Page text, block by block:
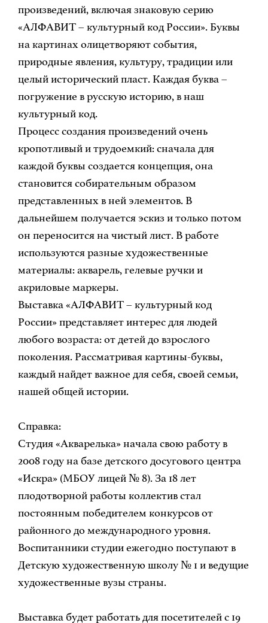
произведений, включая знаковую серию
«АЛФАВИТ – культурный код России». Буквы
на картинах олицетворяют события,
природные явления, культуру, традиции или
целый исторический пласт. Каждая буква –
погружение в русскую историю, в наш
культурный код.
Процесс создания произведений очень
кропотливый и трудоемкий: сначала для
каждой буквы создается концепция, она
становится собирательным образом
представленных в ней элементов. В
дальнейшем получается эскиз и только потом
он переносится на чистый лист. В работе
используются разные художественные
материалы: акварель, гелевые ручки и
акриловые маркеры.
Выставка «АЛФАВИТ – культурный код
России» представляет интерес для людей
любого возраста: от детей до взрослого
поколения. Рассматривая картины-буквы,
каждый найдет важное для себя, своей семьи,
нашей общей истории.
Справка:
Студия «Акварелька» начала свою работу в
2008 году на базе детского досугового центра
«Искра» (МБОУ лицей № 8). За 18 лет
плодотворной работы коллектив стал
постоянным победителем конкурсов от
районного до международного уровня.
Воспитанники студии ежегодно поступают в
Детскую художественную школу № 1 и ведущие
художественные вузы страны.
Выставка будет работать для посетителей с 19